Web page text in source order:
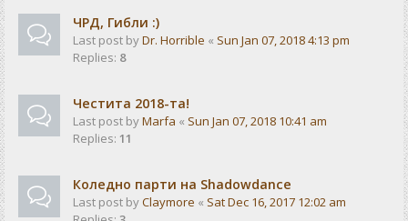
ЧРД, Гибли :)
Last post byDr. Horrible « Sun Jan 07, 2018 4:13 pm
Replies: 8
Честита 2018-та!
Last post byMarfa « Sun Jan 07, 2018 10:41 am
Replies: 11
Коледно парти на Shadowdance
Last post byClaymore « Sat Dec 16, 2017 12:02 am